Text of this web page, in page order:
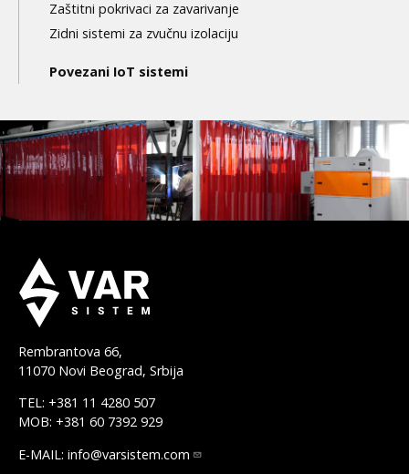
Zaštitni pokrivaci za zavarivanje
Zidni sistemi za zvučnu izolaciju
Povezani IoT sistemi
Rembrantova 66,
11070 Novi Beograd, Srbija
TEL: +381 11 4280 507
MOB: +381 60 7392 929
E-MAIL: info@varsistem.com